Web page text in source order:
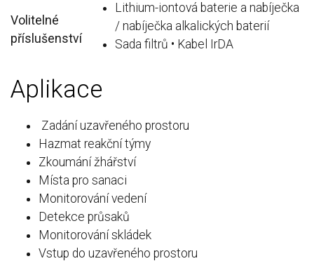
Volitelné
příslušenství
Lithium-iontová baterie a nabíječka
/ nabíječka alkalických baterií
Sada filtrů • Kabel IrDA
Aplikace
Zadání uzavřeného prostoru
Hazmat reakční týmy
Zkoumání žhářství
Místa pro sanaci
Monitorování vedení
Detekce průsaků
Monitorování skládek
Vstup do uzavřeného prostoru